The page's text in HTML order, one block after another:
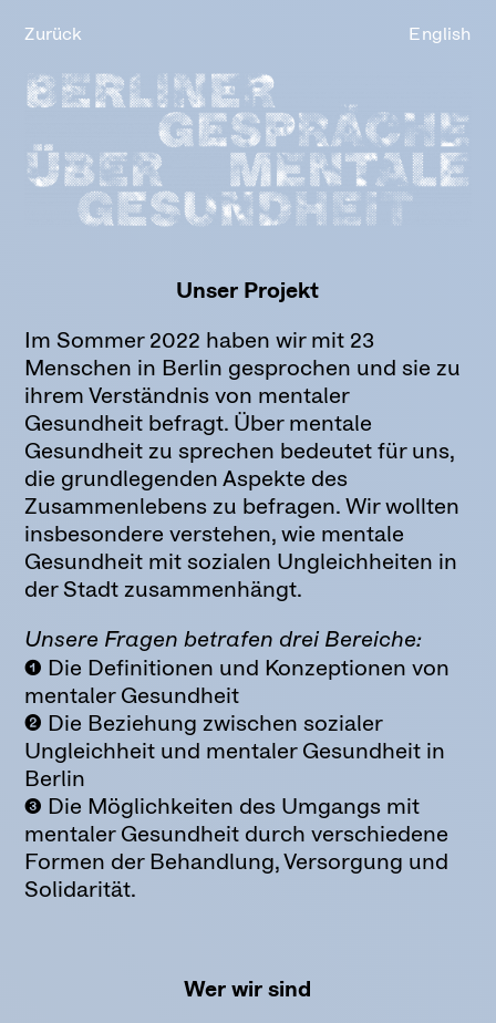
Zurück English
Unser Projekt
Im Sommer 2022 haben wir mit 23
Menschen in Berlin gesprochen und sie zu
ihrem Verständnis von mentaler
Gesundheit befragt. Über mentale
Gesundheit zu sprechen bedeutet für uns,
die grundlegenden Aspekte des
Zusammenlebens zu befragen. Wir wollten
insbesondere verstehen, wie mentale
Gesundheit mit sozialen Ungleichheiten in
der Stadt zusammenhängt.
Unsere Fragen betrafen drei Bereiche:
❶ Die Definitionen und Konzeptionen von
mentaler Gesundheit
❷ Die Beziehung zwischen sozialer
Ungleichheit und mentaler Gesundheit in
Berlin
❸ Die Möglichkeiten des Umgangs mit
mentaler Gesundheit durch verschiedene
Formen der Behandlung, Versorgung und
Solidarität.
Wer wir sind